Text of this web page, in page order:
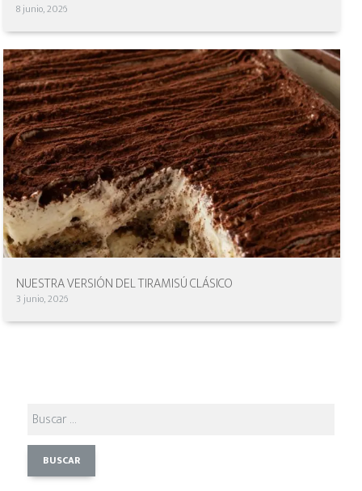
8 junio, 2026
NUESTRA VERSIÓN DEL TIRAMISÚ CLÁSICO
3 junio, 2026
Buscar: